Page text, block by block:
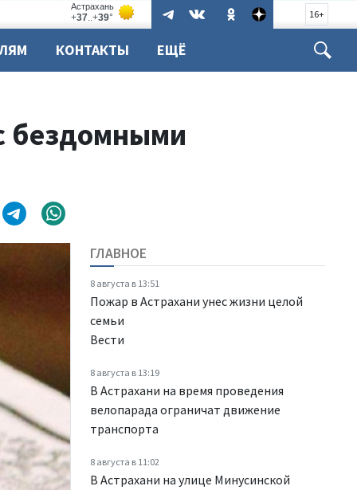
16+
КОНТАКТЫ ЕЩЁ
бездомными
ГЛАВНОЕ
8 августа в 13:51
Пожар в Астрахани унес жизни целой
семьи
Вести
8 августа в 13:19
В Астрахани на время проведения
велопарада ограничат движение
транспорта
8 августа в 11:02
В Астрахани на улице Минусинской